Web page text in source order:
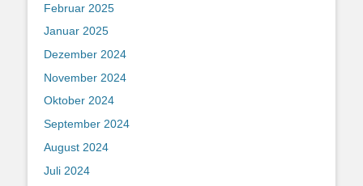
Februar 2025
Januar 2025
Dezember 2024
November 2024
Oktober 2024
September 2024
August 2024
Juli 2024